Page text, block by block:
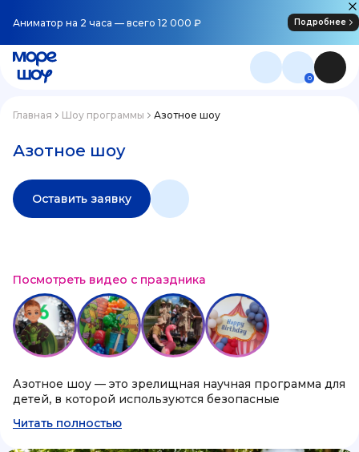
Аниматор на 2 часа — всего 12 000 ₽ Подробнее
0
Главная Шоу программы Азотное шоу
Азотное шоу
Оставить заявку
Посмотреть видео с праздника
Азотное шоу — это зрелищная научная программа для
детей, в которой используются безопасные
эффектами и крио опытами. Во время шоу ведущий
Читать полностью